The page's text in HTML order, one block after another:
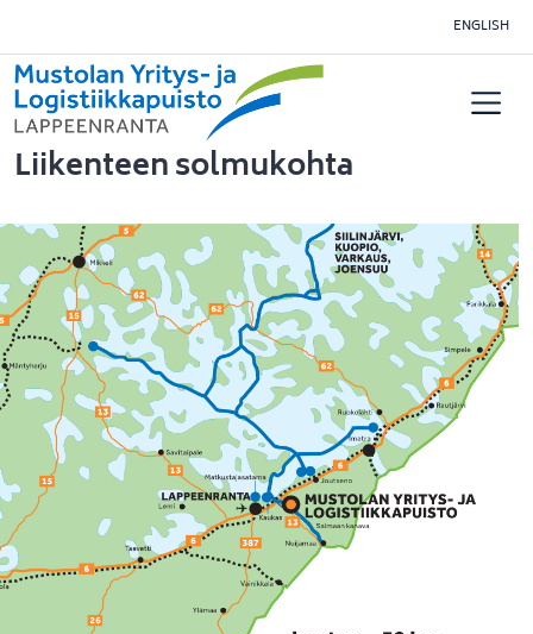
ENGLISH
Liikenteen solmukohta